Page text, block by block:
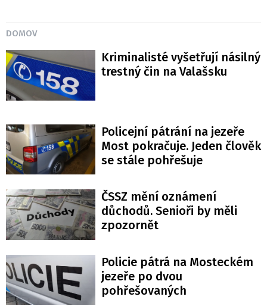
DOMOV
Kriminalisté vyšetřují násilný
trestný čin na Valašsku
Policejní pátrání na jezeře
Most pokračuje. Jeden člověk
se stále pohřešuje
ČSSZ mění oznámení
důchodů. Senioři by měli
zpozornět
Policie pátrá na Mosteckém
jezeře po dvou
pohřešovaných